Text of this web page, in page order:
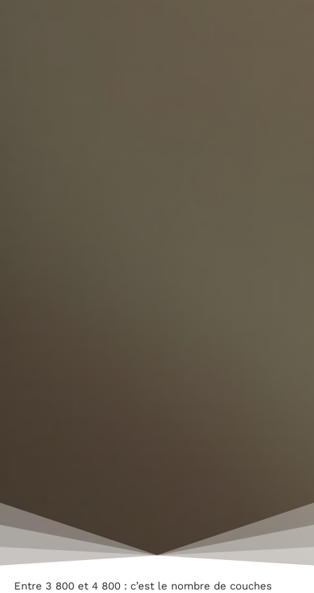
Entre 3 800 et 4 800 : c’est le nombre de couches